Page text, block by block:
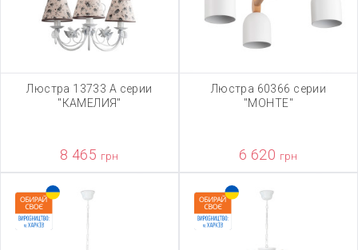
Люстра 13733 А серии
"КАМЕЛИЯ"
8 465 грн
Люстра 60366 серии
"МОНТЕ"
6 620 грн